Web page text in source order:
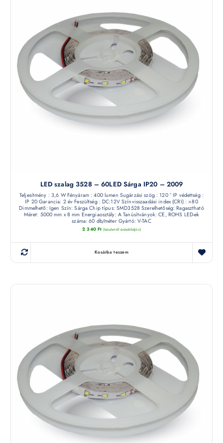
LED szalag 3528 – 60LED Sárga IP20 – 2009
Teljesítmény : 3,6 W Fényáram : 400 lumen Sugárzási szög : 120 ° IP védettség :
IP 20 Garancia: 2 év Feszültség : DC:12V Színvisszaadási index (CRI) : >80
Dimmelhető: Igen Szín: Sárga Chip típus: SMD3528 Szerelhetőség: Ragasztható
Méret: 5000 mm x 8 mm Energiaosztály: A Tanúsítványok: CE, ROHS LED-ek
száma: 60 db/méter Gyártó: V-TAC
2 340 Ft (készletről érdeklődjön)
Kosárba teszem